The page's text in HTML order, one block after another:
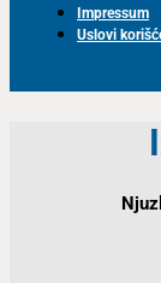
Impressum
Uslovi